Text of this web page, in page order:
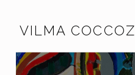
VILMA COCCOZ